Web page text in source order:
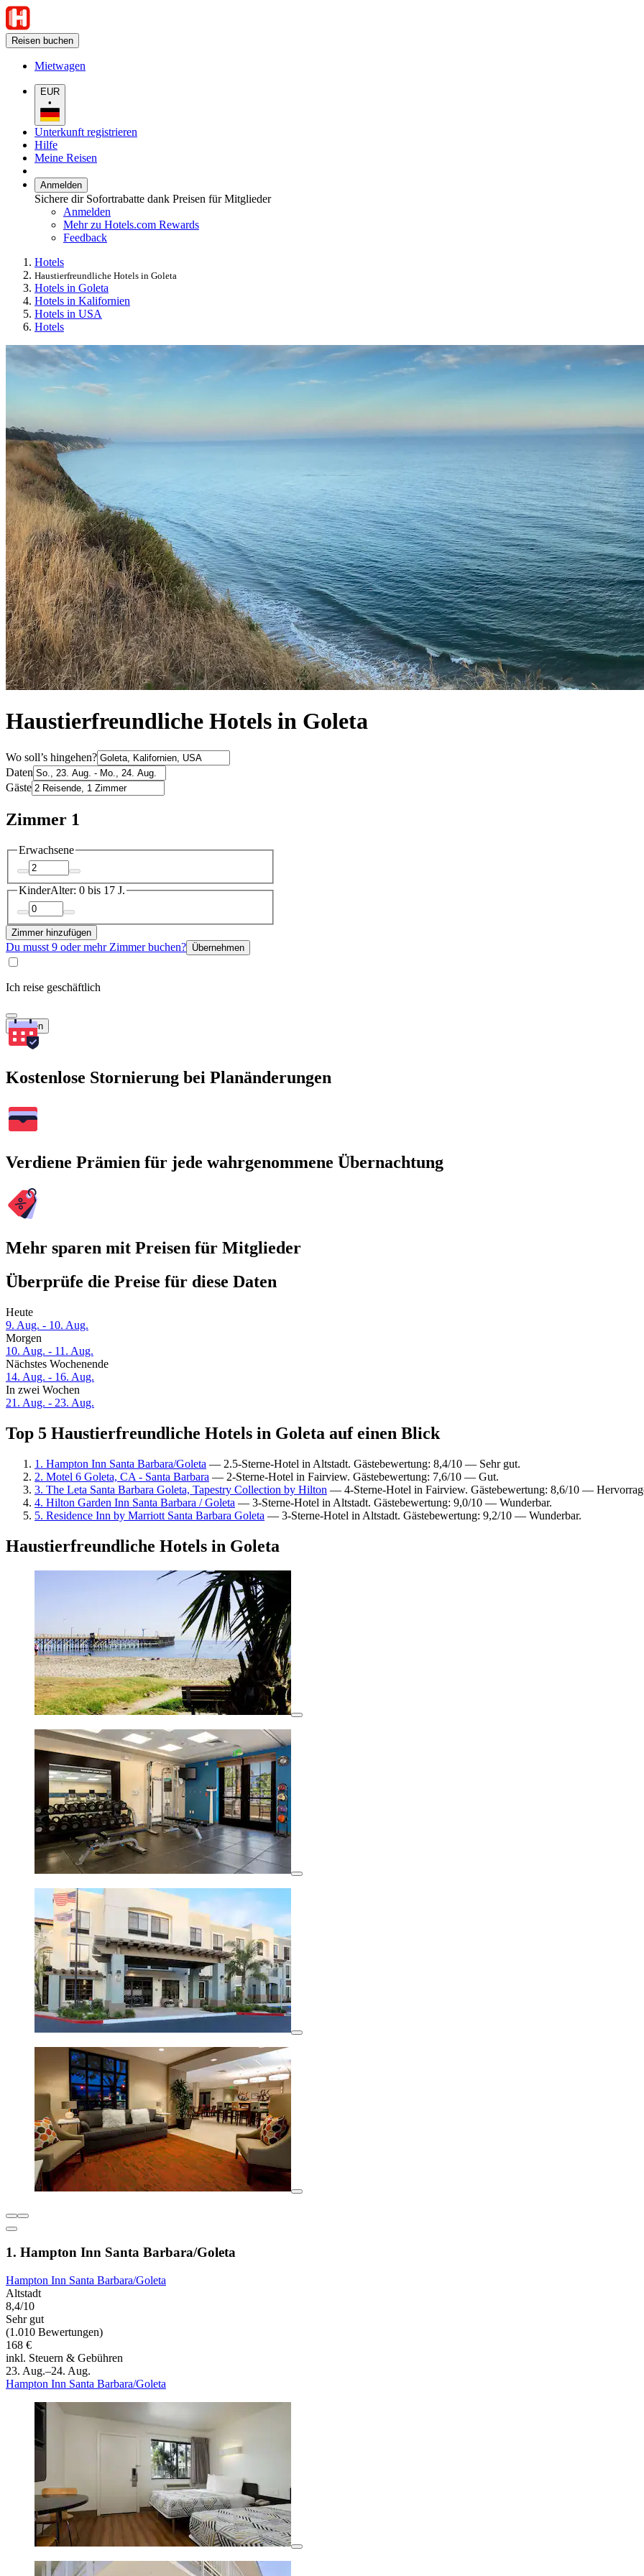
Reisen buchen
Mietwagen
EUR
•
Unterkunft registrieren
Hilfe
Meine Reisen
Anmelden
Sichere dir Sofortrabatte dank Preisen für Mitglieder
Anmelden
Mehr zu Hotels.com Rewards
Feedback
Hotels
Haustierfreundliche Hotels in Goleta
Hotels in Goleta
Hotels in Kalifornien
Hotels in USA
Hotels
Haustierfreundliche Hotels in Goleta
Wo soll’s hingehen?
Daten
Gäste
Zimmer 1
Erwachsene
KinderAlter: 0 bis 17 J.
Zimmer hinzufügen
Du musst 9 oder mehr Zimmer buchen? Übernehmen
Ich reise geschäftlich
Suchen
Kostenlose Stornierung bei Planänderungen
Verdiene Prämien für jede wahrgenommene Übernachtung
Mehr sparen mit Preisen für Mitglieder
Überprüfe die Preise für diese Daten
Heute
9. Aug. - 10. Aug.
Morgen
10. Aug. - 11. Aug.
Nächstes Wochenende
14. Aug. - 16. Aug.
In zwei Wochen
21. Aug. - 23. Aug.
Top 5 Haustierfreundliche Hotels in Goleta auf einen Blick
1. Hampton Inn Santa Barbara/Goleta — 2.5-Sterne-Hotel in Altstadt. Gästebewertung: 8,4/10 — Sehr gut.
2. Motel 6 Goleta, CA - Santa Barbara — 2-Sterne-Hotel in Fairview. Gästebewertung: 7,6/10 — Gut.
3. The Leta Santa Barbara Goleta, Tapestry Collection by Hilton — 4-Sterne-Hotel in Fairview. Gästebewertung: 8,6/10 —
4. Hilton Garden Inn Santa Barbara / Goleta — 3-Sterne-Hotel in Altstadt. Gästebewertung: 9,0/10 — Wunderbar.
5. Residence Inn by Marriott Santa Barbara Goleta — 3-Sterne-Hotel in Altstadt. Gästebewertung: 9,2/10 — Wunderbar.
Haustierfreundliche Hotels in Goleta
1. Hampton Inn Santa Barbara/Goleta
Hampton Inn Santa Barbara/Goleta
Altstadt
8,4/10
Sehr gut
(1.010 Bewertungen)
168 €
inkl. Steuern & Gebühren
23. Aug.–24. Aug.
Hampton Inn Santa Barbara/Goleta